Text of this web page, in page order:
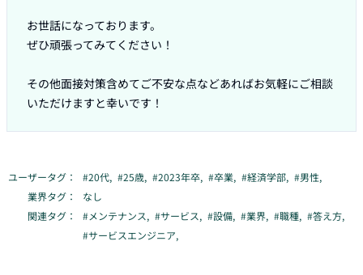
お世話になっております。
ぜひ頑張ってみてください！
その他面接対策含めてご不安な点などあればお気軽にご相談
いただけますと幸いです！
ユーザータグ： #20代, #25歳, #2023年卒, #卒業, #経済学部, #男性,
業界タグ：
なし
関連タグ：
#メンテナンス, #サービス, #設備, #業界, #職種, #答え方,
#サービスエンジニア,